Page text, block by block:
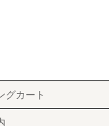
グカート